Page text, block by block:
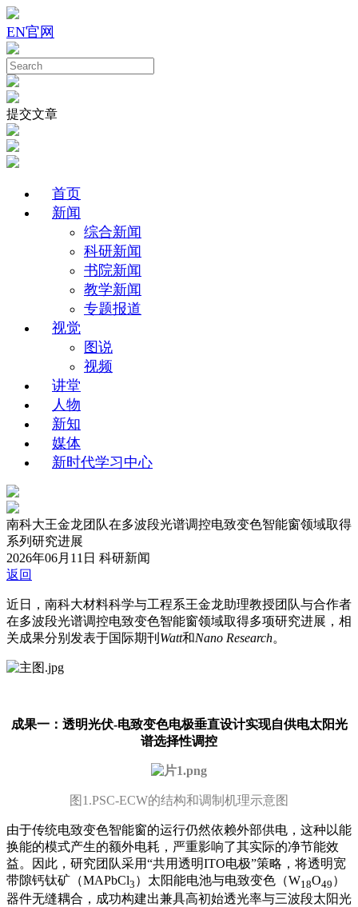
EN官网
提交文章
首页
新闻
综合新闻
科研新闻
书院新闻
教学新闻
专题报道
视觉
图说
视频
讲堂
人物
新知
媒体
新时代学习中心
南科大王金龙团队在多波段光谱调控电致变色智能窗领域取得
系列研究进展
2026年06月11日 科研新闻
返回
近日，南科大材料科学与工程系王金龙助理教授团队与合作者
在多波段光谱调控电致变色智能窗领域取得多项研究进展，相
关成果分别发表于国际期刊 Watt和Nano Research。
成果一：透明光伏-电致变色电极垂直设计实现自供电太阳光
谱选择性调控
图1.PSC-ECW的结构和调制机理示意图
由于传统电致变色智能窗的运行仍然依赖外部供电，这种以能
换能的模式产生的额外电耗，严重影响了其实际的净节能效
益。因此，研究团队采用“共用透明ITO电极”策略，将透明宽
带隙钙钛矿（MAPbCl3 ）太阳能电池与电致变色（W18O49 ）
器件无缝耦合，成功构建出兼具高初始透光率与三波段太阳光